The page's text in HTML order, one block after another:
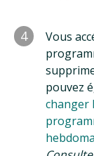
4
Vous
pouvez
changer